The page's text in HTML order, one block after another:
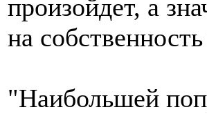
произойдет, а
на
"Наибольшей